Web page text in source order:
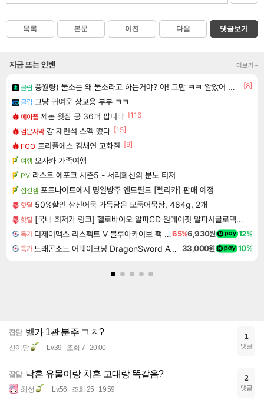
목록 본문 이전 다음 댓글보기
지금 뜨는 인벤 더보기+
클립 풍월량) 물소는 왜 물소라고 하는거야? 아! 그만 ㅋㅋ 알았어 ㅋㅋ
[8]
클립 그냥 귀여운 상교용 부부 ㅋㅋ
메이플 제논 윗잠 공 36퍼 팝니다 [116]
검은사막 강 재련석 스펙 떴다 [15]
FCO 트리플에스 김채연 고화질 [9]
여행 오사카 가족여행
PV 라스트 에포크 시즌5 - 서리화신의 분노 티저
섭컬겜 포트나이트에서 명일방주 엔드필드 [펠리카] 판매 예정
핫딜 50%할인 삼진어묵 가득담은 모둠어묵탕, 484g, 2개
핫딜 [국내 최저가 링크] 헬로바이오 알파CD 원데이핏 알파시글로덱스트린, 3g, 14포, 12개
특가 디제이맥스 리스펙트 V 블루아카이브 팩 DJMAX RESPECT V Blue Archive Pack DLC65%6,930원 12%
특가 드래곤소드 어웨이크닝 DragonSword Awakening 33,000원 10%
잡담 벨가 1관 분주 ㄱㅊ?
신이당 Lv.39 조회 7 20:00
1
댓글
잡담 낙흔 유물이랑 치흔 고대랑 똑같음?
최성 Lv.56 조회 25 19:59
2
댓글